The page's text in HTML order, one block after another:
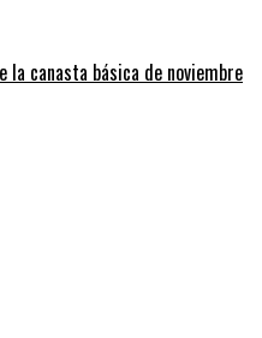
la canasta básica de noviembre